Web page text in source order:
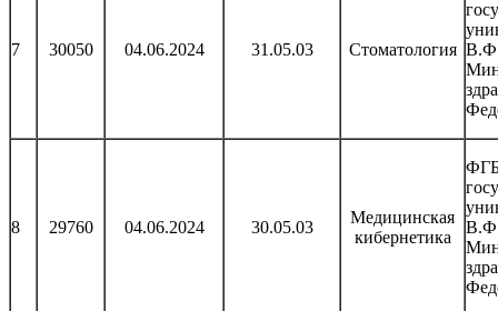
7 30050 04.06.2024 31.05.03 Стоматология
8 29760 04.06.2024 30.05.03
Медицинская
кибернетика